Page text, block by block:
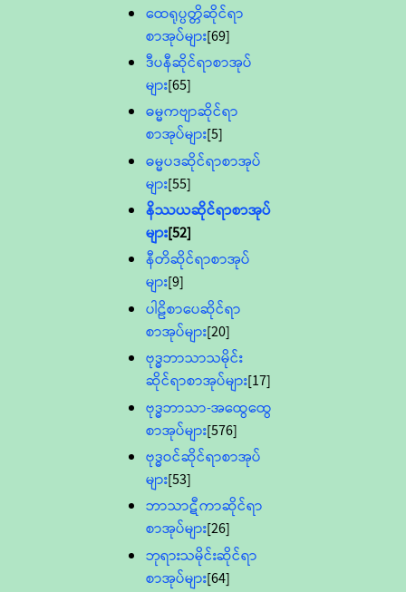
ထေရုပ္ပတ္တိဆိုင်ရာ
စာအုပ်များ[69]
ဒီပနီဆိုင်ရာစာအုပ်
များ[65]
ဓမ္မကဗျာဆိုင်ရာ
စာအုပ်များ[5]
ဓမ္မပဒဆိုင်ရာစာအုပ်
များ[55]
နိဿယဆိုင်ရာစာအုပ်
များ[52]
နီတိဆိုင်ရာစာအုပ်
များ[9]
ပါဠိစာပေဆိုင်ရာ
စာအုပ်များ[20]
ဗုဒ္ဓဘာသာသမိုင်း
ဆိုင်ရာစာအုပ်များ[17]
ဗုဒ္ဓဘာသာ-အထွေထွေ
စာအုပ်များ[576]
ဗုဒ္ဓဝင်ဆိုင်ရာစာအုပ်
များ[53]
ဘာသာဋီကာဆိုင်ရာ
စာအုပ်များ[26]
ဘုရားသမိုင်းဆိုင်ရာ
စာအုပ်များ[64]